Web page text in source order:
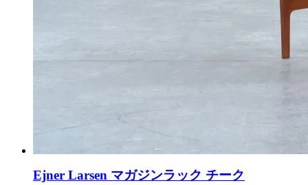
Ejner Larsen マガジンラック チーク